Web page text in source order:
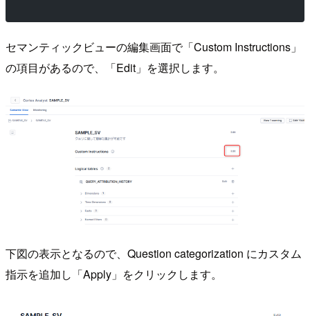
セマンティックビューの編集画面で「Custom Instructions」
の項目があるので、「Edit」を選択します。
下図の表示となるので、Question categorization にカスタム
指示を追加し「Apply」をクリックします。